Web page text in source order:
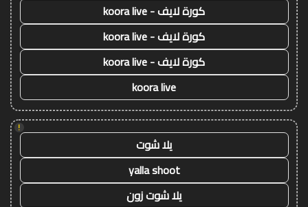
كورة لايف - koora live
كورة لايف - koora live
كورة لايف - koora live
koora live
!
يلا شوت
yalla shoot
يلا شوت زون